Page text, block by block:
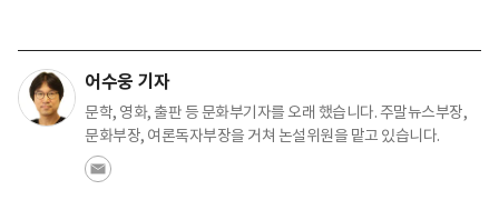
어수웅 기자
문학, 영화, 출판 등 문화부기자를 오래 했습니다. 주말뉴스부장,
문화부장, 여론독자부장을 거쳐 논설위원을 맡고 있습니다.